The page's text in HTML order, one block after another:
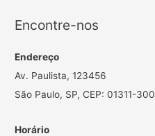
Encontre-nos
Endereço
Av. Paulista, 123456
São Paulo, SP, CEP: 01311-300
Horário